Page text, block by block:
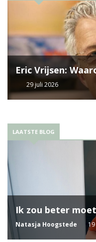
Eric Vrijsen:
29 juli 2026
LAATSTE BLOG
Ik zou beter
Natasja Hoogstede